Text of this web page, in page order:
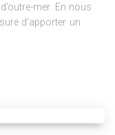
mer. En nous
d’apporter un